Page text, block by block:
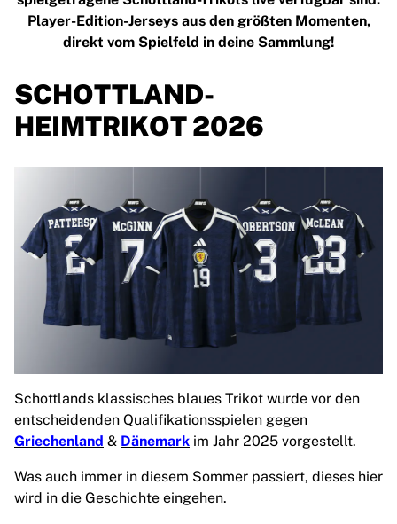
Canada Women's Soccer
NWSL
OL Lyonnes
Arsenal WFC
Browse by country
Basketball
Chicago Bulls
LA Clippers
Portland Trail Blazers
Virtus Bologna
View all Basketball
Top NBA Teams
Charlotte Hornets
LA Clippers
View all NBA
Top European Teams
Beşiktaş Gain
Fenerbahçe Basketball
Slovenia
Player-Edition-Jerseys aus den größten Momenten,
direkt vom Spielfeld in deine Sammlung!
SCHOTTLAND-
HEIMTRIKOT 2026
Schottlands klassisches blaues Trikot wurde vor den
entscheidenden Qualifikationsspielen gegen
Griechenland & Dänemark im Jahr 2025 vorgestellt.
Was auch immer in diesem Sommer passiert, dieses hier
wird in die Geschichte eingehen.